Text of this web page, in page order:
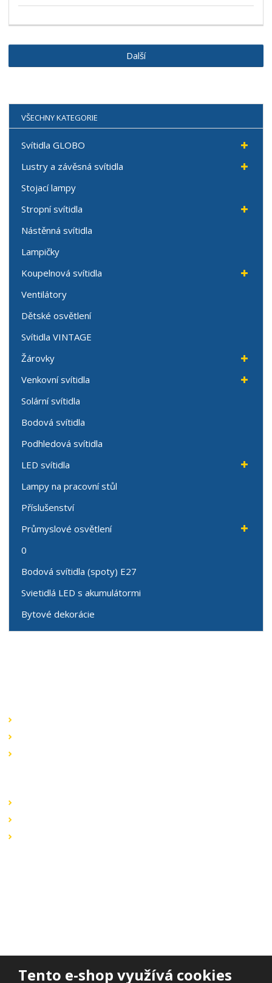
Tento e-shop využívá cookies
Další
VŠECHNY KATEGORIE
Svítidla GLOBO
Lustry a závěsná svítidla
Stojací lampy
Stropní svítidla
Nástěnná svítidla
Lampičky
Koupelnová svítidla
Ventilátory
Dětské osvětlení
Svítidla VINTAGE
Žárovky
Venkovní svítidla
Solární svítidla
Bodová svítidla
Podhledová svítidla
LED svítidla
Lampy na pracovní stůl
Příslušenství
Průmyslové osvětlení
0
Bodová svítidla (spoty) E27
Svietidlá LED s akumulátormi
Bytové dekorácie